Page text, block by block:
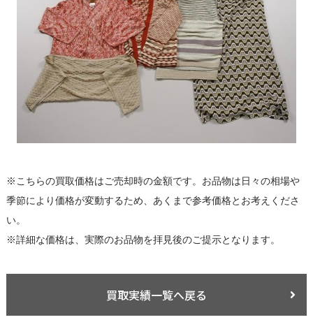
※こちらの買取価格はご売却時の金額です。お品物は日々の相場や
季節により価格が変動するため、あくまで参考価格とお考えくださ
い。
※詳細な価格は、実際のお品物を拝見後のご提示となります。
買取実績一覧へ戻る